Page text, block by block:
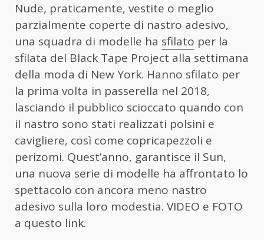
Nude, praticamente, vestite o meglio
parzialmente coperte di nastro adesivo,
una squadra di modelle ha sfilato per la
sfilata del Black Tape Project alla settimana
della moda di New York. Hanno sfilato per
la prima volta in passerella nel 2018,
lasciando il pubblico scioccato quando con
il nastro sono stati realizzati polsini e
cavigliere, così come copricapezzoli e
perizomi. Quest’anno, garantisce il Sun,
una nuova serie di modelle ha affrontato lo
spettacolo con ancora meno nastro
adesivo sulla loro modestia. VIDEO e FOTO
a questo link.